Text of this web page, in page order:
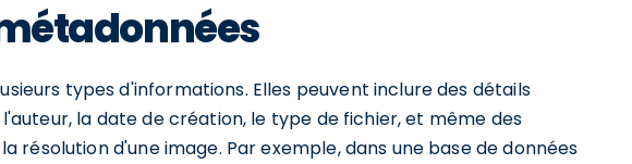
types d'informations. Elles peuvent inclure des détails
la date de création, le type de fichier, et même des
résolution d'une image. Par exemple, dans une base de données